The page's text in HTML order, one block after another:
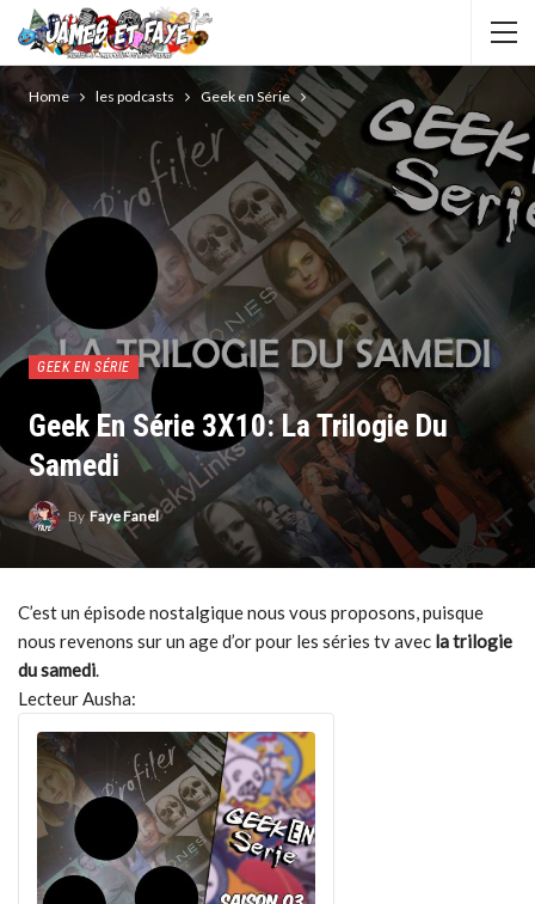
Home les podcasts Geek en Série
GEEK EN SÉRIE
Geek En Série 3X10: La Trilogie Du
Samedi
ByFaye Fanel
C’est un épisode nostalgique nous vous proposons, puisque
nous revenons sur un age d’or pour les séries tv avec la trilogie
du samedi.
Lecteur Ausha: